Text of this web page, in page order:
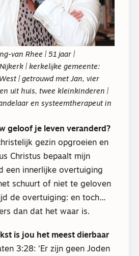
van Rhee | 51 jaar |
| kerkelĳke gemeente:
| getrouwd met Jan, vier
uit huis, twee kleinkinderen |
en systeemtherapeut in
geloof je leven veranderd?
gezin opgroeien en
Christus bepaalt mijn
een innerlijke overtuiging
schuurt of niet te geloven
de overtuiging: en toch…
dan dat het waar is.
is jou het meest dierbaar
3:28: ‘Er zijn geen Joden